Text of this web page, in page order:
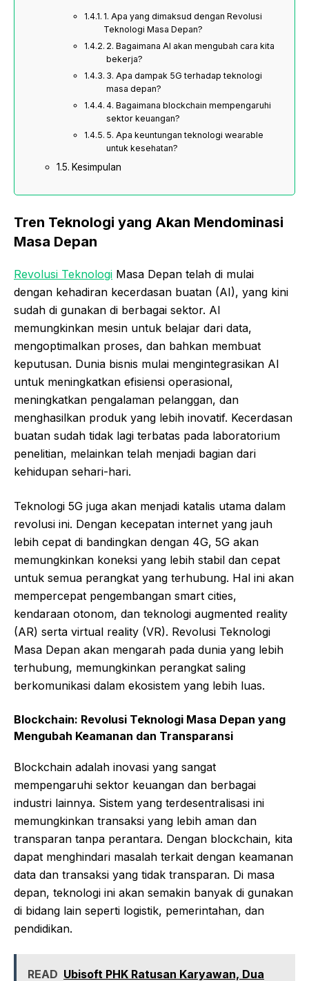
1. Apa yang dimaksud dengan Revolusi
Teknologi Masa Depan?
2. Bagaimana AI akan mengubah cara kita
bekerja?
3. Apa dampak 5G terhadap teknologi
masa depan?
4. Bagaimana blockchain mempengaruhi
sektor keuangan?
5. Apa keuntungan teknologi wearable
untuk kesehatan?
Kesimpulan
Tren Teknologi yang Akan Mendominasi
Masa Depan
Revolusi Teknologi Masa Depan telah di mulai
dengan kehadiran kecerdasan buatan (AI), yang kini
sudah di gunakan di berbagai sektor. AI
memungkinkan mesin untuk belajar dari data,
mengoptimalkan proses, dan bahkan membuat
keputusan. Dunia bisnis mulai mengintegrasikan AI
untuk meningkatkan efisiensi operasional,
meningkatkan pengalaman pelanggan, dan
menghasilkan produk yang lebih inovatif. Kecerdasan
buatan sudah tidak lagi terbatas pada laboratorium
penelitian, melainkan telah menjadi bagian dari
kehidupan sehari-hari.
Teknologi 5G juga akan menjadi katalis utama dalam
revolusi ini. Dengan kecepatan internet yang jauh
lebih cepat di bandingkan dengan 4G, 5G akan
memungkinkan koneksi yang lebih stabil dan cepat
untuk semua perangkat yang terhubung. Hal ini akan
mempercepat pengembangan smart cities,
kendaraan otonom, dan teknologi augmented reality
(AR) serta virtual reality (VR). Revolusi Teknologi
Masa Depan akan mengarah pada dunia yang lebih
terhubung, memungkinkan perangkat saling
berkomunikasi dalam ekosistem yang lebih luas.
Blockchain: Revolusi Teknologi Masa Depan yang
Mengubah Keamanan dan Transparansi
Blockchain adalah inovasi yang sangat
mempengaruhi sektor keuangan dan berbagai
industri lainnya. Sistem yang terdesentralisasi ini
memungkinkan transaksi yang lebih aman dan
transparan tanpa perantara. Dengan blockchain, kita
dapat menghindari masalah terkait dengan keamanan
data dan transaksi yang tidak transparan. Di masa
depan, teknologi ini akan semakin banyak di gunakan
di bidang lain seperti logistik, pemerintahan, dan
pendidikan.
READ Ubisoft PHK Ratusan Karyawan, Dua